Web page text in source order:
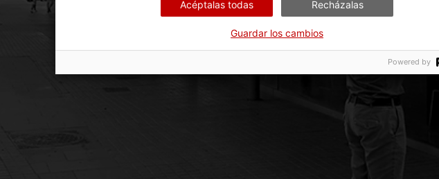
Acéptalas todas Recházalas
Guardar los cambios
Powered by